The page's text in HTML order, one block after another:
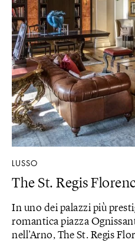
LUSSO
The St. Regis
In uno dei palazzi più
romantica piazza
nell’Arno, The St. Regis